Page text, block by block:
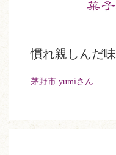
慣れ親しんだ味
茅野市 yumiさん